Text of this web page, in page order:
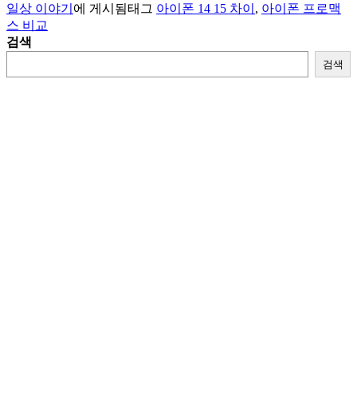
일상 이야기 에 게시됨태그 아이폰 14 15 차이 , 아이폰 프로맥
스 비교
검색
검색